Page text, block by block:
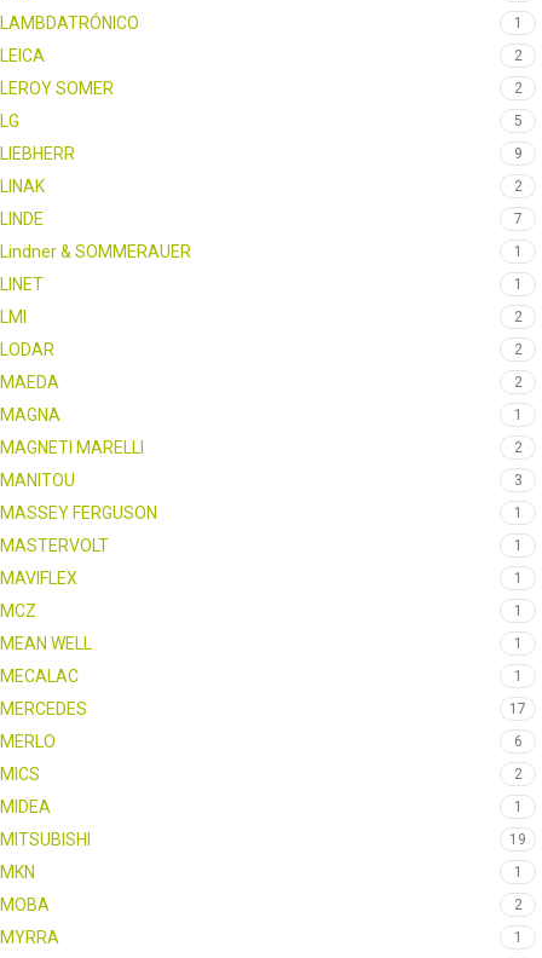
LAMBDATRÓNICO 1
LEICA 2
LEROY SOMER 2
LG 5
LIEBHERR 9
LINAK 2
LINDE 7
Lindner & SOMMERAUER 1
LINET 1
LMI 2
LODAR 2
MAEDA 2
MAGNA 1
MAGNETI MARELLI 2
MANITOU 3
MASSEY FERGUSON 1
MASTERVOLT 1
MAVIFLEX 1
MCZ 1
MEAN WELL 1
MECALAC 1
MERCEDES 17
MERLO 6
MICS 2
MIDEA 1
MITSUBISHI 19
MKN 1
MOBA 2
MYRRA 1